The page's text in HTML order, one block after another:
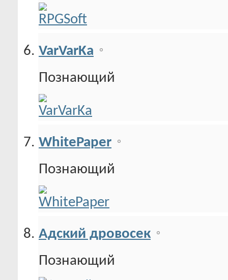
VarVarKa
Познающий
WhitePaper
Познающий
Адский дровосек
Познающий